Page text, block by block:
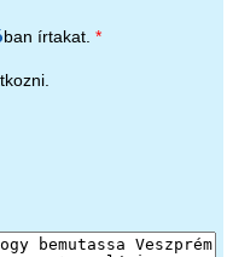
ban írtakat. *